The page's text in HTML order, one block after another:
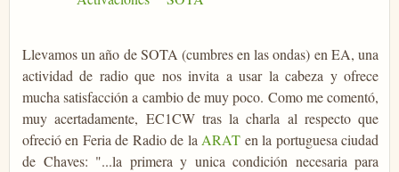
Llevamos un año de SOTA (cumbres en las ondas) en EA, una
actividad de radio que nos invita a usar la cabeza y ofrece
mucha satisfacción a cambio de muy poco. Como me comentó,
muy acertadamente, EC1CW tras la charla al respecto que
ofreció en Feria de Radio de laARAT en la portuguesa ciudad
de Chaves: "...la primera y unica condición necesaria para